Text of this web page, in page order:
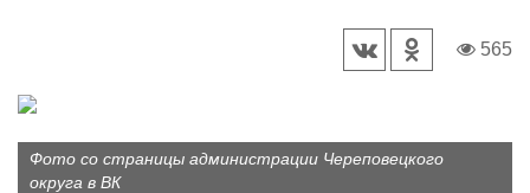
565
Фото со страницы администрации Череповецкого
округа в ВК